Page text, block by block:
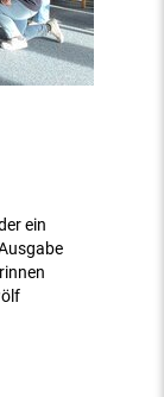
ein